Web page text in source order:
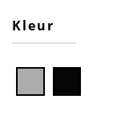
Kleur